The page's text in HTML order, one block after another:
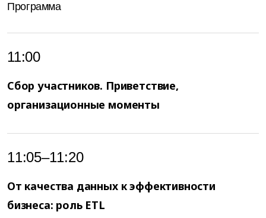
Программа
11:00
Сбор участников. Приветствие,
организационные моменты
11:05–11:20
От качества данных к эффективности
бизнеса: роль ETL